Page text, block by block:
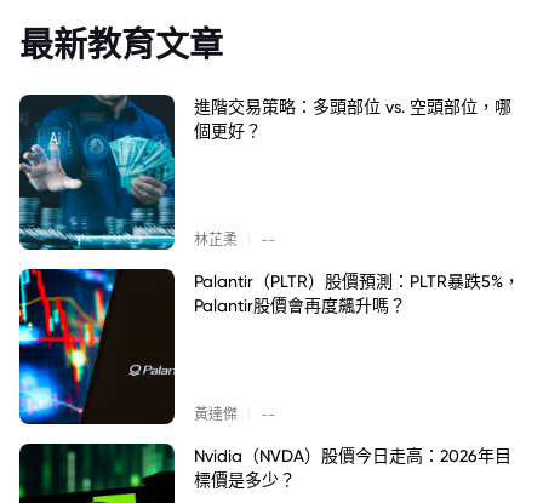
最新教育文章
進階交易策略：多頭部位 vs. 空頭部位，哪
個更好？
林芷柔 --
Palantir（PLTR）股價預測：PLTR暴跌5%，
Palantir股價會再度飆升嗎？
黃達傑 --
Nvidia（NVDA）股價今日走高：2026年目
標價是多少？